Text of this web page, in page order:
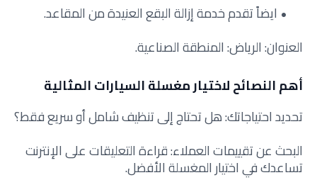
ايضاً تقدم خدمة إزالة البقع العنيدة من المقاعد.
العنوان: الرياض: المنطقة الصناعية.
أهم النصائح لاختيار مغسلة السيارات المثالية
تحديد احتياجاتك: هل تحتاج إلى تنظيف شامل أو سريع فقط؟
البحث عن تقييمات العملاء: قراءة التعليقات على الإنترنت
تساعدك في اختيار المغسلة الأفضل.